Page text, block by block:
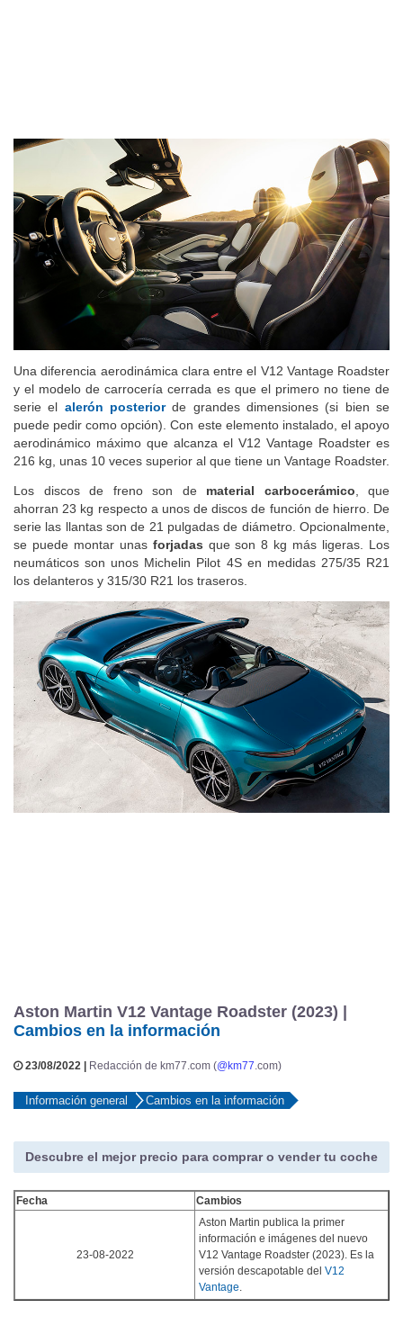
Una diferencia aerodinámica clara entre el V12 Vantage Roadster
y el modelo de carrocería cerrada es que el primero no tiene de
serie el alerón posteriorde grandes dimensiones (si bien se
puede pedir como opción). Con este elemento instalado, el apoyo
aerodinámico máximo que alcanza el V12 Vantage Roadster es
216 kg, unas 10 veces superior al que tiene un Vantage Roadster.
Los discos de freno son de material carbocerámico , que
ahorran 23 kg respecto a unos de discos de función de hierro. De
serie las llantas son de 21 pulgadas de diámetro. Opcionalmente,
se puede montar unas forjadas que son 8 kg más ligeras. Los
neumáticos son unos Michelin Pilot 4S en medidas 275/35 R21
los delanteros y 315/30 R21 los traseros.
Aston Martin V12 Vantage Roadster (2023) |
Cambios en la información
23/08/2022 | Redacción de km77.com (@km77.com)
Información general Cambios en la información
Descubre el mejor precio para comprar o vender tu coche
Fecha Cambios
23-08-2022
Aston Martin publica la primer
información e imágenes del nuevo
V12 Vantage Roadster (2023). Es la
versión descapotable del V12
Vantage